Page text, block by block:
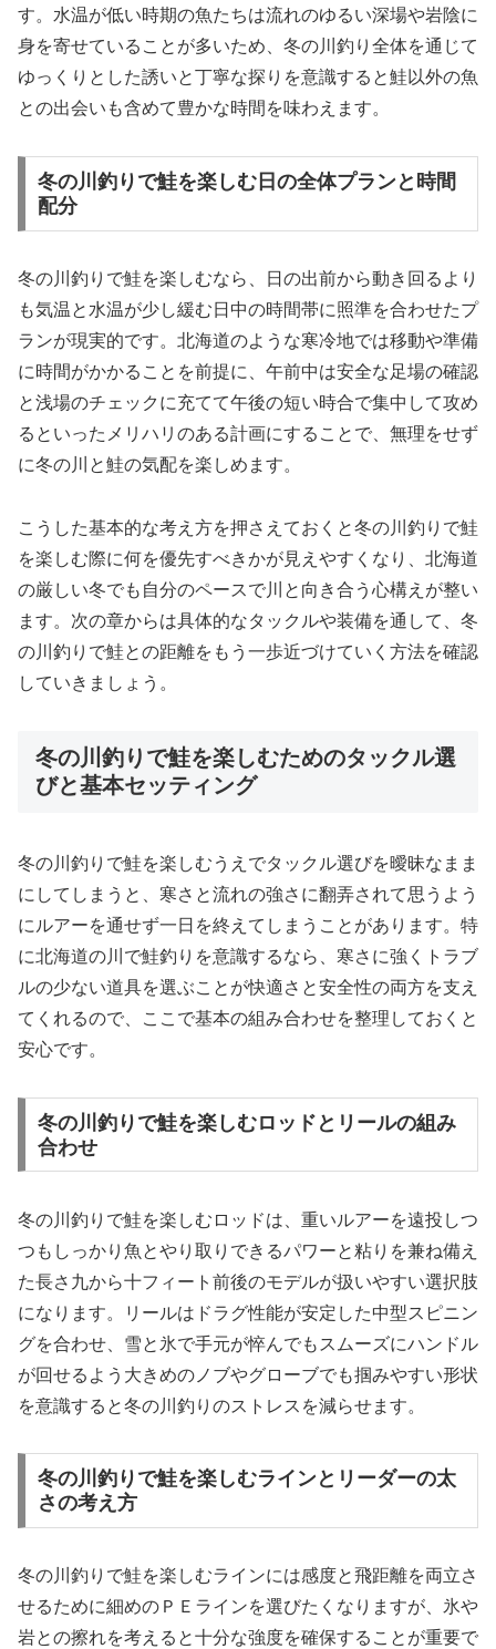
す。水温が低い時期の魚たちは流れのゆるい深場や岩陰に
身を寄せていることが多いため、冬の川釣り全体を通じて
ゆっくりとした誘いと丁寧な探りを意識すると鮭以外の魚
との出会いも含めて豊かな時間を味わえます。
冬の川釣りで鮭を楽しむ日の全体プランと時間
配分
冬の川釣りで鮭を楽しむなら、日の出前から動き回るより
も気温と水温が少し緩む日中の時間帯に照準を合わせたプ
ランが現実的です。北海道のような寒冷地では移動や準備
に時間がかかることを前提に、午前中は安全な足場の確認
と浅場のチェックに充てて午後の短い時合で集中して攻め
るといったメリハリのある計画にすることで、無理をせず
に冬の川と鮭の気配を楽しめます。
こうした基本的な考え方を押さえておくと冬の川釣りで鮭
を楽しむ際に何を優先すべきかが見えやすくなり、北海道
の厳しい冬でも自分のペースで川と向き合う心構えが整い
ます。次の章からは具体的なタックルや装備を通して、冬
の川釣りで鮭との距離をもう一歩近づけていく方法を確認
していきましょう。
冬の川釣りで鮭を楽しむためのタックル選
びと基本セッティング
冬の川釣りで鮭を楽しむうえでタックル選びを曖昧なまま
にしてしまうと、寒さと流れの強さに翻弄されて思うよう
にルアーを通せず一日を終えてしまうことがあります。特
に北海道の川で鮭釣りを意識するなら、寒さに強くトラブ
ルの少ない道具を選ぶことが快適さと安全性の両方を支え
てくれるので、ここで基本の組み合わせを整理しておくと
安心です。
冬の川釣りで鮭を楽しむロッドとリールの組み
合わせ
冬の川釣りで鮭を楽しむロッドは、重いルアーを遠投しつ
つもしっかり魚とやり取りできるパワーと粘りを兼ね備え
た長さ九から十フィート前後のモデルが扱いやすい選択肢
になります。リールはドラグ性能が安定した中型スピニン
グを合わせ、雪と氷で手元が悴んでもスムーズにハンドル
が回せるよう大きめのノブやグローブでも掴みやすい形状
を意識すると冬の川釣りのストレスを減らせます。
冬の川釣りで鮭を楽しむラインとリーダーの太
さの考え方
冬の川釣りで鮭を楽しむラインには感度と飛距離を両立さ
せるために細めのＰＥラインを選びたくなりますが、氷や
岩との擦れを考えると十分な強度を確保することが重要で